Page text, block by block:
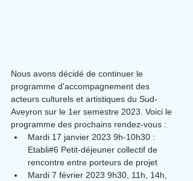
Nous avons décidé de continuer le
programme d'accompagnement des
acteurs culturels et artistiques du Sud-
Aveyron sur le 1er semestre 2023. Voici le
programme des prochains rendez-vous :
Mardi 17 janvier 2023 9h-10h30 :
Etabli#6 Petit-déjeuner collectif de
rencontre entre porteurs de projet
Mardi 7 février 2023 9h30, 11h, 14h,